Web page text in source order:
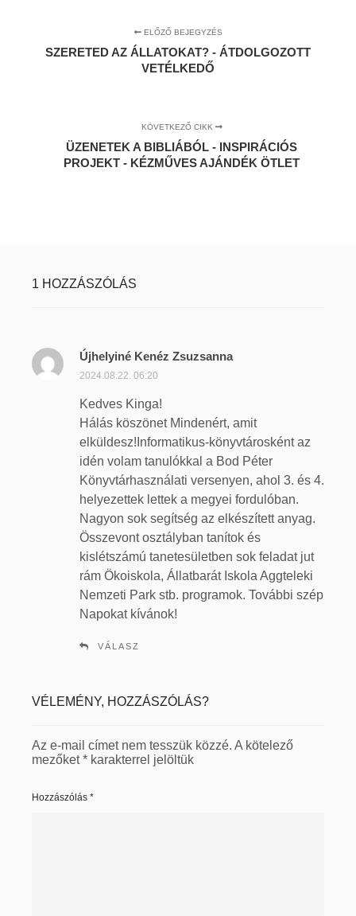
ELŐZŐ BEJEGYZÉS
SZERETED AZ ÁLLATOKAT? - ÁTDOLGOZOTT
VETÉLKEDŐ
KÖVETKEZŐ CIKK
ÜZENETEK A BIBLIÁBÓL - INSPIRÁCIÓS
PROJEKT - KÉZMŰVES AJÁNDÉK ÖTLET
1 HOZZÁSZÓLÁS
Újhelyiné Kenéz Zsuzsannas
i
n
t
:
2024.08.22. 06:20
Kedves Kinga!
Hálás köszönet Mindenért, amit
elküldesz!Informatikus-könyvtárosként az
idén volam tanulókkal a Bod Péter
Könyvtárhasználati versenyen, ahol 3. és 4.
helyezettek lettek a megyei fordulóban.
Nagyon sok segítség az elkészített anyag.
Összevont osztályban tanítok és
kislétszámú tanetesületben sok feladat jut
rám Ökoiskola, Állatbarát Iskola Aggteleki
Nemzeti Park stb. programok. További szép
Napokat kívánok!
VÁLASZ
VÉLEMÉNY, HOZZÁSZÓLÁS?
Az e-mail címet nem tesszük közzé. A kötelező
mezőket* karakterrel jelöltük
Hozzászólás *